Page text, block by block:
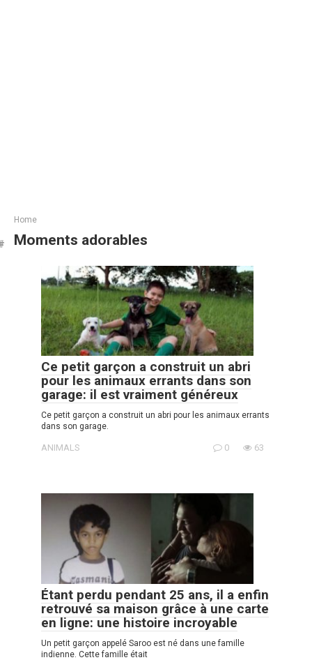
Home
Moments adorables
Ce petit garçon a construit un abri
pour les animaux errants dans son
garage: il est vraiment généreux
Ce petit garçon a construit un abri pour les animaux errants
dans son garage.
ANIMALS 0 63
Étant perdu pendant 25 ans, il a enfin
retrouvé sa maison grâce à une carte
en ligne: une histoire incroyable
Un petit garçon appelé Saroo est né dans une famille
indienne. Cette famille était